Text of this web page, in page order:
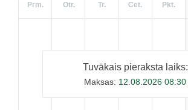
Prm. Otr. Tr. Cet. Pkt.
Tuvākais pieraksta laiks:
Maksas: 12.08.2026 08:30